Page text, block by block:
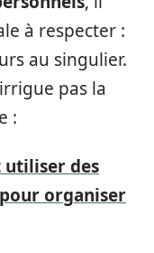
à respecter :
au singulier.
pas la
:
utiliser des
organiser